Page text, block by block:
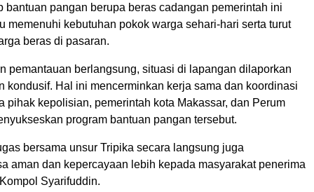
bantuan pangan berupa beras cadangan pemerintah ini
memenuhi kebutuhan pokok warga sehari-hari serta turut
beras di pasaran.
pemantauan berlangsung, situasi di lapangan dilaporkan
kondusif. Hal ini mencerminkan kerja sama dan koordinasi
pihak kepolisian, pemerintah kota Makassar, dan Perum
program bantuan pangan tersebut.
bersama unsur Tripika secara langsung juga
aman dan kepercayaan lebih kepada masyarakat penerima
Syarifuddin.